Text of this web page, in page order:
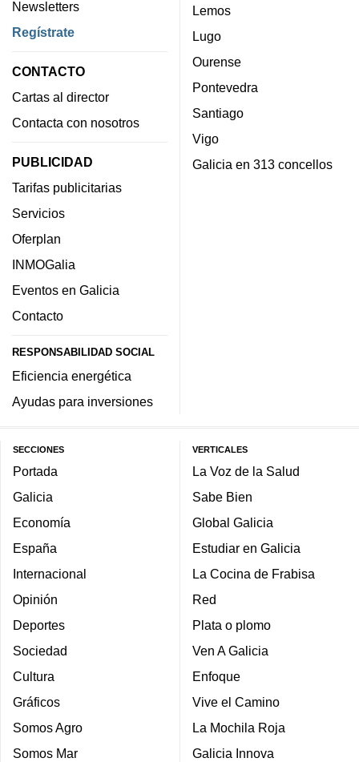
Newsletters
Regístrate
CONTACTO
Cartas al director
Contacta con nosotros
PUBLICIDAD
Tarifas publicitarias
Servicios
Oferplan
INMOGalia
Eventos en Galicia
Contacto
RESPONSABILIDAD SOCIAL
Eficiencia energética
Ayudas para inversiones
Lemos
Lugo
Ourense
Pontevedra
Santiago
Vigo
Galicia en 313 concellos
SECCIONES
Portada
Galicia
Economía
España
Internacional
Opinión
Deportes
Sociedad
Cultura
Gráficos
Somos Agro
Somos Mar
VERTICALES
La Voz de la Salud
Sabe Bien
Global Galicia
Estudiar en Galicia
La Cocina de Frabisa
Red
Plata o plomo
Ven A Galicia
Enfoque
Vive el Camino
La Mochila Roja
Galicia Innova